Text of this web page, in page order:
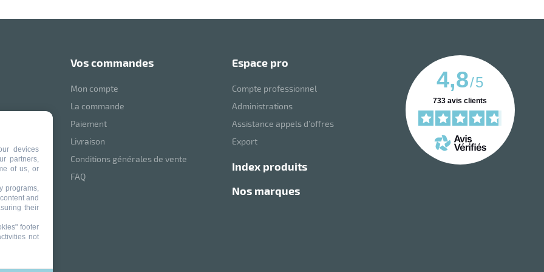
vos commandes
Mon compte
La commande
Paiement
Livraison
Conditions générales de vente
FAQ
espace pro
Compte professionnel
Administrations
Assistance appels d’offres
Export
index produits
nos marques
4,8/5
733 avis clients
devices
partners,
of us, or
programs,
and
their
footer
not